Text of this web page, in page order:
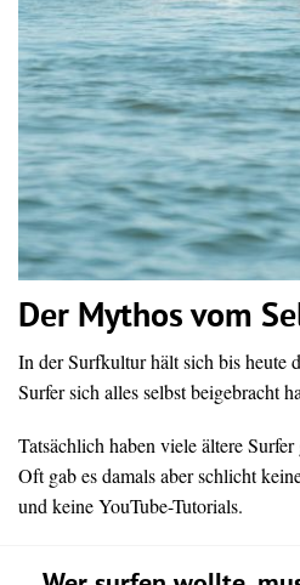
Der Mythos vom
In der Surfkultur hält sich bis heute
Surfer sich alles selbst beigebracht
Tatsächlich haben viele ältere
Oft gab es damals aber schlicht
und keine YouTube-Tutorials.